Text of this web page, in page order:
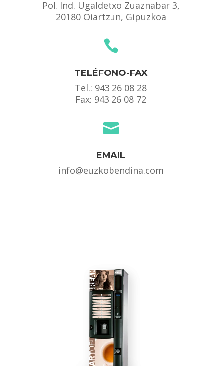
Pol. Ind. Ugaldetxo Zuaznabar 3,
20180 Oiartzun, Gipuzkoa

TELÉFONO-FAX
Tel.: 943 26 08 28
Fax: 943 26 08 72

EMAIL
info@euzkobendina.com